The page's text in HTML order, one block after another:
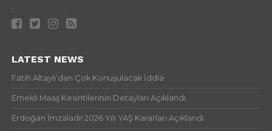
.
LATEST NEWS
Fatih Altaylı’dan Çok Konuşulacak İddia
Emekli Maaş Kesintilerinin Detayları Açıklandı
Erdoğan İmzaladı! 2026 Yılı YAŞ Kararları Açıklandı